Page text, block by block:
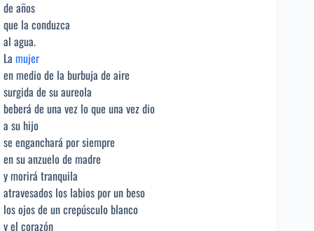
de años
que la conduzca
al agua.
La mujer
en medio de la burbuja de aire
surgida de su aureola
beberá de una vez lo que una vez dio
a su hijo
se enganchará por siempre
en su anzuelo de madre
y morirá tranquila
atravesados los labios por un beso
los ojos de un crepúsculo blanco
y el corazón